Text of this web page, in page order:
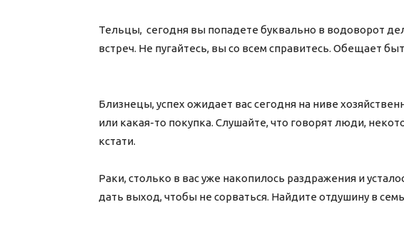
Тельцы, сегодня вы попадете буквально в водоворот
встреч. Не пугайтесь, вы со всем справитесь. Обещает
Близнецы, успех ожидает вас сегодня на ниве
или какая-то покупка. Слушайте, что говорят люди,
кстати.
Раки, столько в вас уже накопилось раздражения и
дать выход, чтобы не сорваться. Найдите